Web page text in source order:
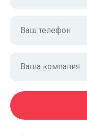
Ваш телефон
Ваша компания